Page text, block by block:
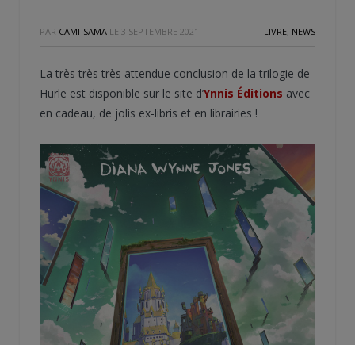
PAR CAMI-SAMA LE 3 SEPTEMBRE 2021 LIVRE, NEWS
La très très très attendue conclusion de la trilogie de
Hurle est disponible sur le site d’Ynnis Éditions avec
en cadeau, de jolis ex-libris et en librairies !